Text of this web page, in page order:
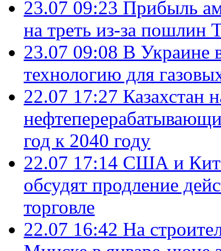
23.07 09:23 Прибыль
на треть из-за пошлин
23.07 09:08 В Украине
технологию для
22.07 17:27 Казахстан
год к 2040 году
22.07 17:14 США и
обсудят продление
торговле
22.07 16:42 На